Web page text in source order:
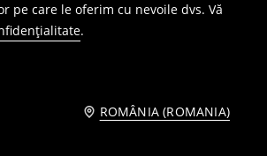
care le oferim cu nevoile dvs. Vă
.
ROMÂNIA (ROMANIA)